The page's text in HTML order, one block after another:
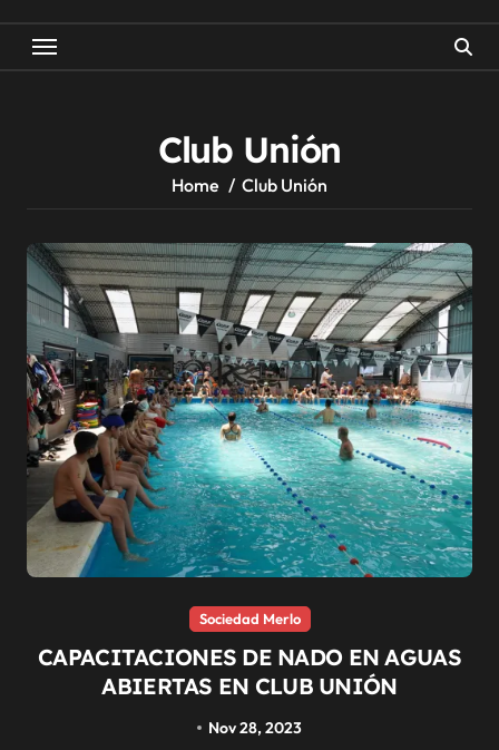
Club Unión
Home Club Unión
Sociedad Merlo
CAPACITACIONES DE NADO EN AGUAS
ABIERTAS EN CLUB UNIÓN
Nov 28, 2023